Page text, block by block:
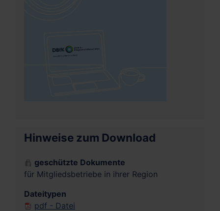
Hinweise zum Download
geschützte Dokumente
für Mitgliedsbetriebe in ihrer Region
Dateitypen
pdf - Datei